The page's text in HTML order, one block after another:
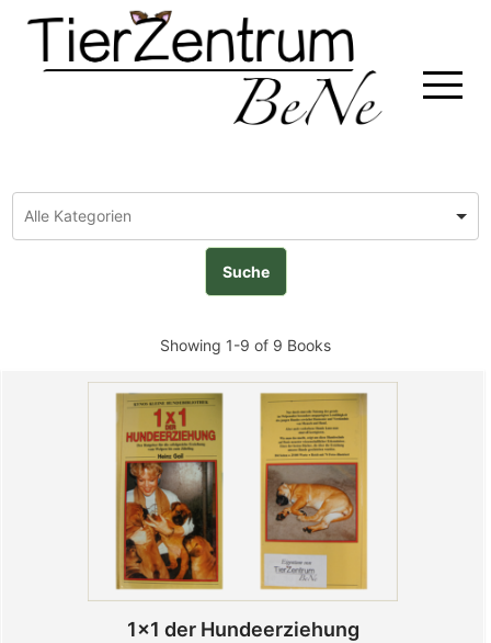
content
Showing 1-9 of 9 Books
1×1 der Hundeerziehung